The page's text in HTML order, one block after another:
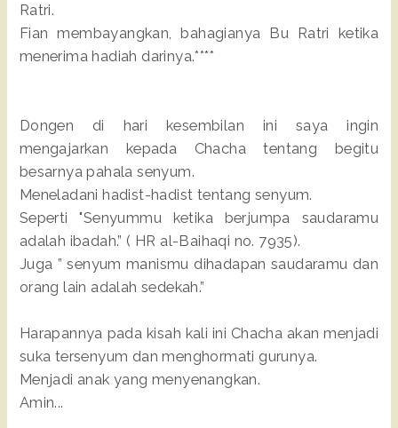
Ratri.
Fian membayangkan, bahagianya Bu Ratri ketika
menerima hadiah darinya.****
Dongen di hari kesembilan ini saya ingin
mengajarkan kepada Chacha tentang begitu
besarnya pahala senyum.
Meneladani hadist-hadist tentang senyum.
Seperti "Senyummu ketika berjumpa saudaramu
adalah ibadah.” ( HR al-Baihaqi no. 7935).
Juga ” senyum manismu dihadapan saudaramu dan
orang lain adalah sedekah.”
Harapannya pada kisah kali ini Chacha akan menjadi
suka tersenyum dan menghormati gurunya.
Menjadi anak yang menyenangkan.
Amin...